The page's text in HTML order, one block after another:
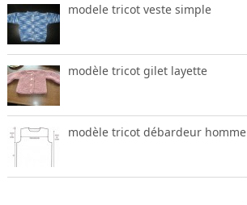
modele tricot veste simple
modèle tricot gilet layette
modèle tricot débardeur homme